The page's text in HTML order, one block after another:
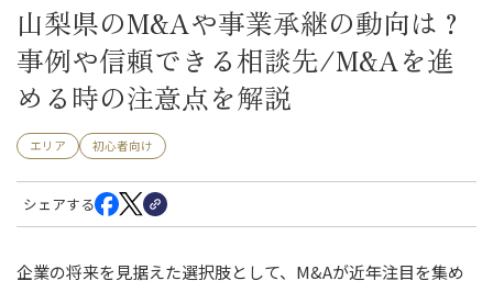
山梨県のM&Aや事業承継の動向は？
事例や信頼できる相談先/M&Aを進
める時の注意点を解説
エリア 初心者向け
シェアする
企業の将来を見据えた選択肢として、M&Aが近年注目を集め